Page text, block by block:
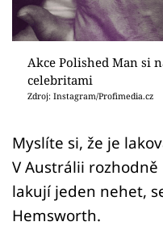
Sledujte prima+
Přihlášení
Akce Polished Man si
celebritami
Zdroj: Instagram/Profimedia.cz
Myslíte si, že je
V Austrálii
lakují jeden nehet,
Hemsworth.